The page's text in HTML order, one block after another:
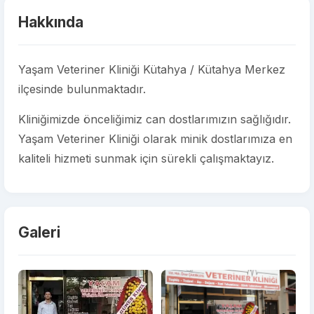
Hakkında
Yaşam Veteriner Kliniği Kütahya / Kütahya Merkez
ilçesinde bulunmaktadır.
Kliniğimizde önceliğimiz can dostlarımızın sağlığıdır.
Yaşam Veteriner Kliniği olarak minik dostlarımıza en
kaliteli hizmeti sunmak için sürekli çalışmaktayız.
Galeri